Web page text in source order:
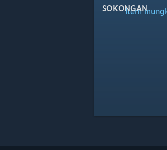
SOKONGAN
Item